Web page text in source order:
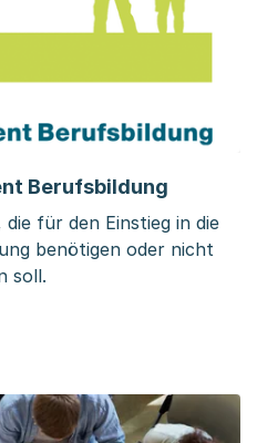
Berufsbildung
für den Einstieg in die
benötigen oder nicht
soll.
Gap – Case Management